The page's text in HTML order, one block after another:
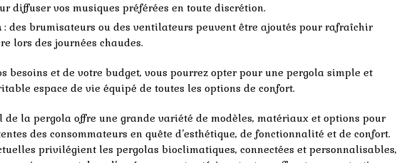
diffuser vos musiques préférées en toute discrétion.
: des brumisateurs ou des ventilateurs peuvent être ajoutés pour rafraîchir
lors des journées chaudes.
besoins et de votre budget, vous pourrez opter pour une pergola simple et
espace de vie équipé de toutes les options de confort.
de la pergola offre une grande variété de modèles, matériaux et options pour
des consommateurs en quête d’esthétique, de fonctionnalité et de confort.
privilégient les pergolas bioclimatiques, connectées et personnalisables,